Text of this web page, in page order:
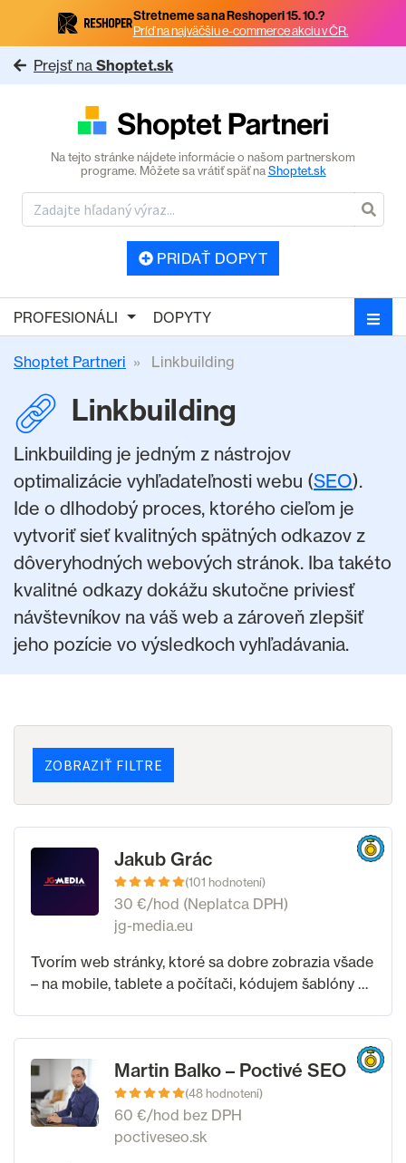
Stretneme sa na Reshoperi 15. 10.?
Príď na najväčšiu e-commerce akciu v ČR.
Prejsť na Shoptet.sk
Na tejto stránke nájdete informácie o našom partnerskom
programe. Môžete sa vrátiť späť naShoptet.sk
PRIDAŤ DOPYT
PROFESIONÁLI DOPYTY
Shoptet Partneri Linkbuilding
Linkbuilding
Linkbuilding je jedným z nástrojov
optimalizácie vyhľadateľnosti webu (SEO).
Ide o dlhodobý proces, ktorého cieľom je
vytvoriť sieť kvalitných spätných odkazov z
dôveryhodných webových stránok. Iba takéto
kvalitné odkazy dokážu skutočne priviesť
návštevníkov na váš web a zároveň zlepšiť
jeho pozície vo výsledkoch vyhľadávania.
ZOBRAZIŤ FILTRE
Jakub Grác
(101 hodnotení)
30 €/hod (Neplatca DPH)
jg-media.eu
Tvorím web stránky, ktoré sa dobre zobrazia všade
– na mobile, tablete a počítači, kódujem šablóny a
Martin Balko – Poctivé SEO
(48 hodnotení)
60 €/hod bez DPH
poctiveseo.sk